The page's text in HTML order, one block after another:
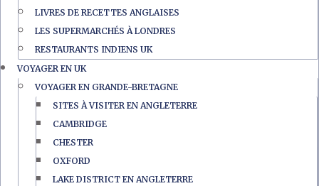
LIVRES DE RECETTES ANGLAISES
LES SUPERMARCHÉS À LONDRES
RESTAURANTS INDIENS UK
VOYAGER EN UK
VOYAGER EN GRANDE-BRETAGNE
SITES À VISITER EN ANGLETERRE
CAMBRIDGE
CHESTER
OXFORD
LAKE DISTRICT EN ANGLETERRE